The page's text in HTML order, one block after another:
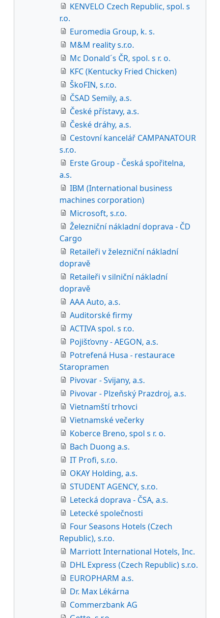
KENVELO Czech Republic, spol. s
r.o.
Euromedia Group, k. s.
M&M reality s.r.o.
Mc Donald´s ČR, spol. s r. o.
KFC (Kentucky Fried Chicken)
ŠkoFIN, s.r.o.
ČSAD Semily, a.s.
České přístavy, a.s.
České dráhy, a.s.
Cestovní kancelář CAMPANATOUR
s.r.o.
Erste Group - Česká spořitelna,
a.s.
IBM (International business
machines corporation)
Microsoft, s.r.o.
Železniční nákladní doprava - ČD
Cargo
Retaileři v železniční nákladní
dopravě
Retaileři v silniční nákladní
dopravě
AAA Auto, a.s.
Auditorské firmy
ACTIVA spol. s r.o.
Pojišťovny - AEGON, a.s.
Potrefená Husa - restaurace
Staropramen
Pivovar - Svijany, a.s.
Pivovar - Plzeňský Prazdroj, a.s.
Vietnamští trhovci
Vietnamské večerky
Koberce Breno, spol s r. o.
Bach Duong a.s.
IT Profi, s.r.o.
OKAY Holding, a.s.
STUDENT AGENCY, s.r.o.
Letecká doprava - ČSA, a.s.
Letecké společnosti
Four Seasons Hotels (Czech
Republic), s.r.o.
Marriott International Hotels, Inc.
DHL Express (Czech Republic) s.r.o.
EUROPHARM a.s.
Dr. Max Lékárna
Commerzbank AG